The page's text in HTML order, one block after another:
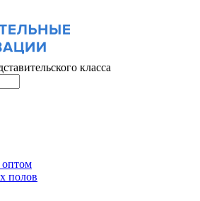
класса
оптом
полов